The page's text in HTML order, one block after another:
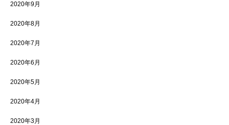
2020年9月
2020年8月
2020年7月
2020年6月
2020年5月
2020年4月
2020年3月